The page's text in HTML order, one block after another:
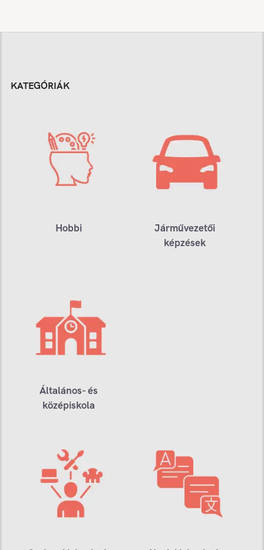
KATEGÓRIÁK
Hobbi
Járművezetői
képzések
Általános- és
középiskola